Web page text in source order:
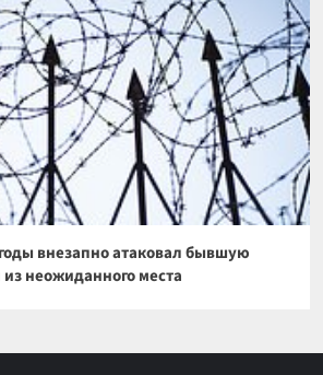
внезапно атаковал бывшую
неожиданного места